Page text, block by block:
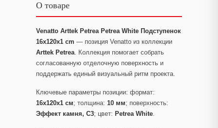
О товаре
Venatto Arttek Petrea Petrea White Подступенок
16x120x1 cm — позиция Venatto из коллекции
Arttek Petrea. Коллекция помогает собрать
согласованную отделочную поверхность и
поддержать единый визуальный ритм проекта.
Ключевые параметры позиции: формат:
16x120x1 см; толщина: 10 мм; поверхность:
Эффект камня, C3; цвет: Petrea White.